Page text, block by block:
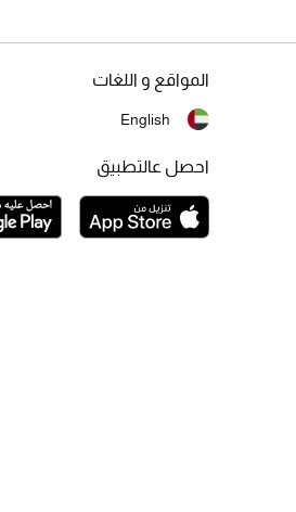
المواقع و اللغات
English
احصل عالتطبيق